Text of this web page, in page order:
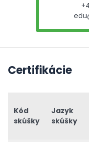
Certifikácie
Kód
skúšky
Jazyk
skúšky